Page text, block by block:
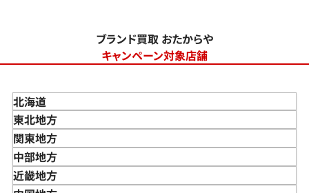
ブランド買取 おたからや
キャンペーン対象店舗
北海道
東北地方
青森県
岩手県
宮城県
関東地方
東京都
神奈川県
中部地方
新潟県
近畿地方